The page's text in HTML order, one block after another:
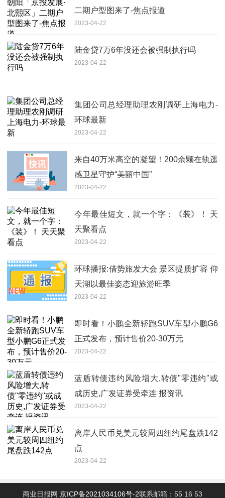
二期户型图来了-焦点报道
2023-04-22
陆金贷7万6年没还会被强制执行吗
2023-04-22
集团公司总经理助理农刚调研上海电力-
环球最新
2023-04-22
来自40万米高空的凝望！200余颗在轨遥
感卫星守护“美丽中国”
2023-04-22
今年最佳短文，就一个字：《装》！ 天
天聚看点
2023-04-22
环球播报:借势旅发大会 景区提质扩容 仰
天湖以最佳姿态迎旅游旺季
2023-04-22
即时看！小鹏全新轿跑SUV车型小鹏G6
正式发布，预计售价20-30万元
2023-04-22
蓝盾转债违约风险增大,转债"零违约"或
成历史,广发证券受牵连 报资讯
2023-04-22
离岸人民币兑美元较周四纽约尾盘跌142
点
2023-04-22
商业日报网 京ICP备2021034106号-2联系邮箱：55 16 53